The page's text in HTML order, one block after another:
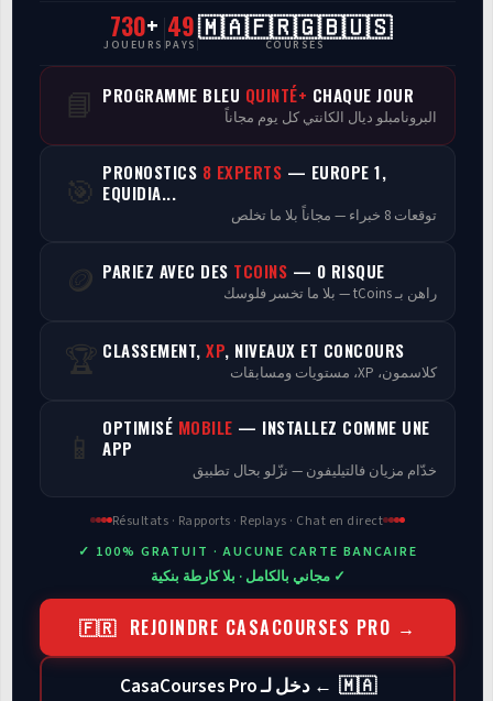
CasaCourses Pro
Resultats/Rapport CPCs
Discussion
Programmes
730+
JOUEURS
49
PAYS
🇲🇦🇫🇷🇬🇧🇺🇸
COURSES
📘 PROGRAMME BLEU QUINTÉ+ CHAQUE JOUR
البرونامبلو ديال الكانتي كل يوم مجاناً
🎯 PRONOSTICS 8 EXPERTS — EUROPE 1,
EQUIDIA...
توقعات 8 خبراء — مجاناً بلا ما تخلص
🪙 PARIEZ AVEC DES TCOINS — 0 RISQUE
راهن بـ tCoins — بلا ما تخسر فلوسك
🏆 CLASSEMENT, XP, NIVEAUX ET CONCOURS
كلاسمون، XP، مستويات ومسابقات
📱 OPTIMISÉ MOBILE — INSTALLEZ COMME UNE
APP
خدّام مزيان فالتيليفون — نزّلو بحال تطبيق
Résultats · Rapports · Replays · Chat en direct
✓ 100% GRATUIT · AUCUNE CARTE BANCAIRE
✓ مجاني بالكامل · بلا كارطة بنكية
🇫🇷 REJOINDRE CASACOURSES PRO →
🇲🇦 ← دخل لـ CasaCourses Pro